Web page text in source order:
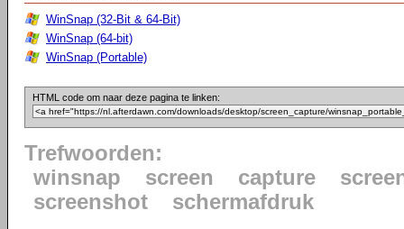
WinSnap (32-Bit & 64-Bit)
WinSnap (64-bit)
WinSnap (Portable)
HTML code om naar deze pagina te linken:
Trefwoorden:
winsnap
screen capture
screenshot
schermafdruk